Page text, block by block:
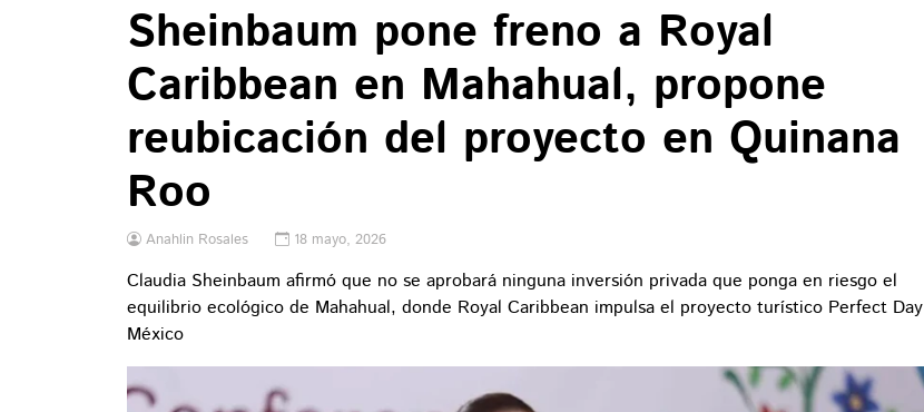
Sheinbaum pone freno a Royal
Caribbean en Mahahual, propone
reubicación del proyecto en Quinana
Roo
Anahlin Rosales 18 mayo, 2026
Claudia Sheinbaum afirmó que no se aprobará ninguna inversión privada que ponga en riesgo el
equilibrio ecológico de Mahahual, donde Royal Caribbean impulsa el proyecto turístico Perfect Day
México